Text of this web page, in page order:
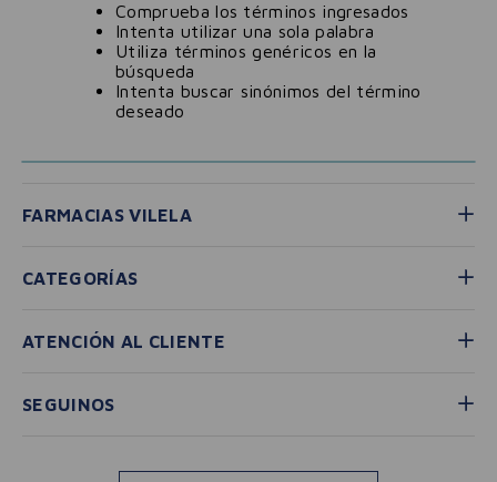
Comprueba los términos ingresados
Intenta utilizar una sola palabra
Utiliza términos genéricos en la
búsqueda
Intenta buscar sinónimos del término
deseado
FARMACIAS VILELA
CATEGORÍAS
ATENCIÓN AL CLIENTE
SEGUINOS